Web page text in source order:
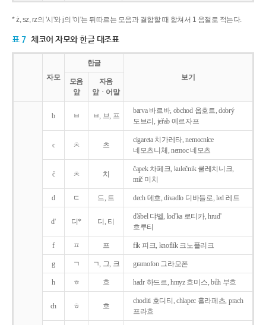
* ż, sz, rz의 '시'와 j의 '이'는 뒤따르는 모음과 결합할 때 합쳐서 1 음절로 적는다.
표 7 체코어 자모와 한글 대조표
자모
한글
보기
모음
앞
자음
앞ㆍ어말
b ㅂ ㅂ, 브, 프
barva 바르바, obchod 옵호트, dobrý
도브리, jeřab 예르자프
c ㅊ 츠
cigareta 치가레타, nemocnice
네모츠니체, nemoc 네모츠
č ㅊ 치
čapek 차페크, kulečnik 쿨레치니크,
míč 미치
d ㄷ 드, 트 dech 데흐, divadlo 디바들로, led 레트
d' 디* 디, 티
d'ábel 댜벨, lod'ka 로티카, hrud'
흐루티
f ㅍ 프 fík 피크, knoflík 크노플리크
g ㄱ ㄱ, 그, 크 gramofon 그라모폰
h ㅎ 흐 hadr 하드르, hmyz 흐미스, bůh 부흐
ch ㅎ 흐
choditi 호디티, chlapec 흘라페츠, prach
프라흐